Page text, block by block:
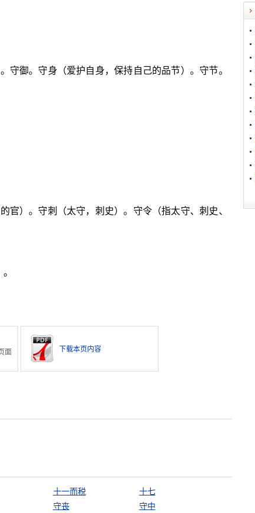
御。守身（爱护自身，保持自己的品节）。守节。
）。守刺（太守，刺史）。守令（指太守、刺史、
面
下载本页内容
十一而税
十七
守丧 守中